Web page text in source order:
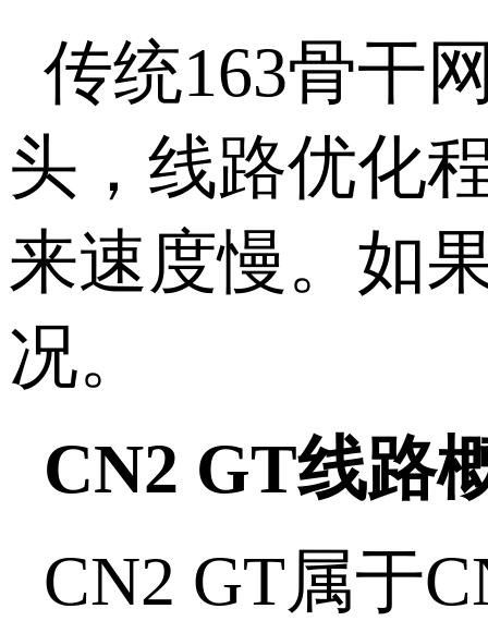
传统163骨干
头，线路优化
来速度慢。如
况。
CN2 GT线路
CN2 GT属于